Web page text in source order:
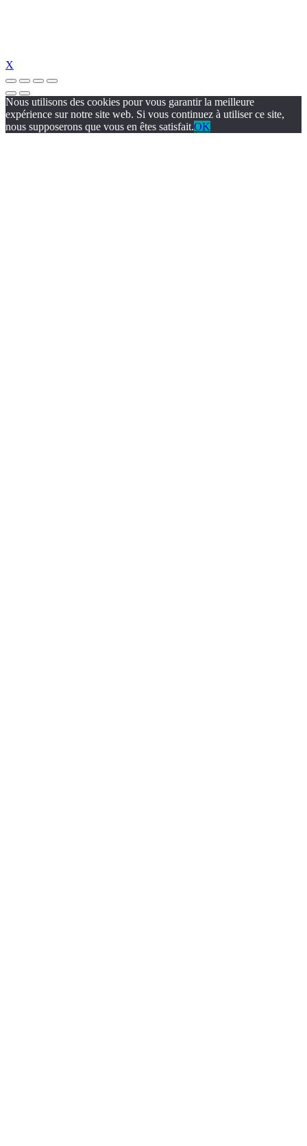
X
Nous utilisons des cookies pour vous garantir la meilleure
expérience sur notre site web. Si vous continuez à utiliser ce site,
nous supposerons que vous en êtes satisfait.OK